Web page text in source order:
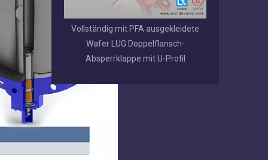
Vollständig mit PFA ausgekleidete
Wafer LUG Doppelflansch-
Absperrklappe mit U-Profil